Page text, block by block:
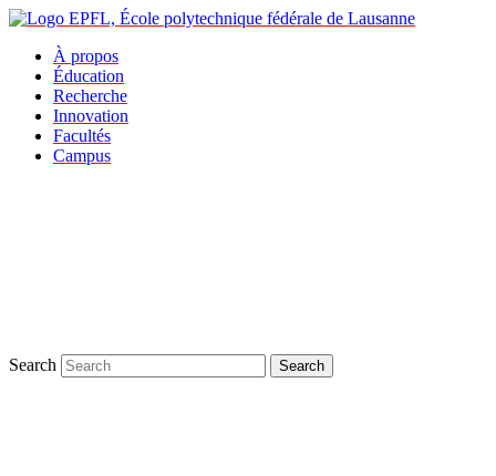
À propos
Éducation
Recherche
Innovation
Facultés
Campus
Search Search